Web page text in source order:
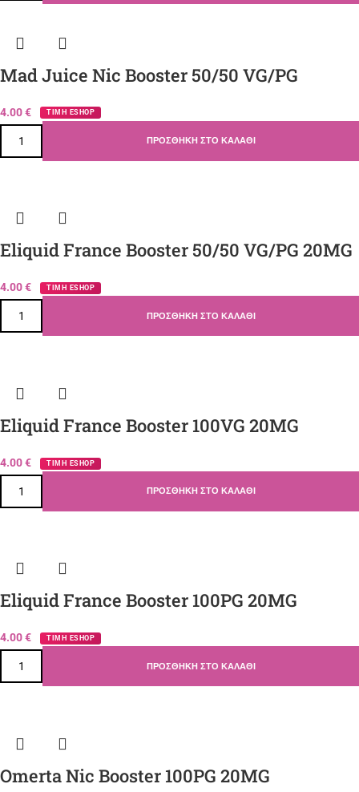
Mad Juice Nic Booster 50/50 VG/PG
4.00€ ΤΙΜΗ ESHOP
ΠΡΟΣΘΉΚΗ ΣΤΟ ΚΑΛΆΘΙ
Eliquid France Booster 50/50 VG/PG 20MG
4.00€ ΤΙΜΗ ESHOP
ΠΡΟΣΘΉΚΗ ΣΤΟ ΚΑΛΆΘΙ
Eliquid France Booster 100VG 20MG
4.00€ ΤΙΜΗ ESHOP
ΠΡΟΣΘΉΚΗ ΣΤΟ ΚΑΛΆΘΙ
Eliquid France Booster 100PG 20MG
4.00€ ΤΙΜΗ ESHOP
ΠΡΟΣΘΉΚΗ ΣΤΟ ΚΑΛΆΘΙ
Omerta Nic Booster 100PG 20MG